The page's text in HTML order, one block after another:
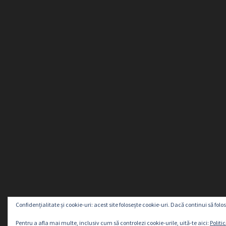
©2026Atractiv Imobiliare.Toate drepturile rezervate
Confidențialitate și cookie-uri: acest site folosește cookie-uri. Dacă continui să
Pentru a afla mai multe, inclusiv cum să controlezi cookie-urile, uită-te aici: